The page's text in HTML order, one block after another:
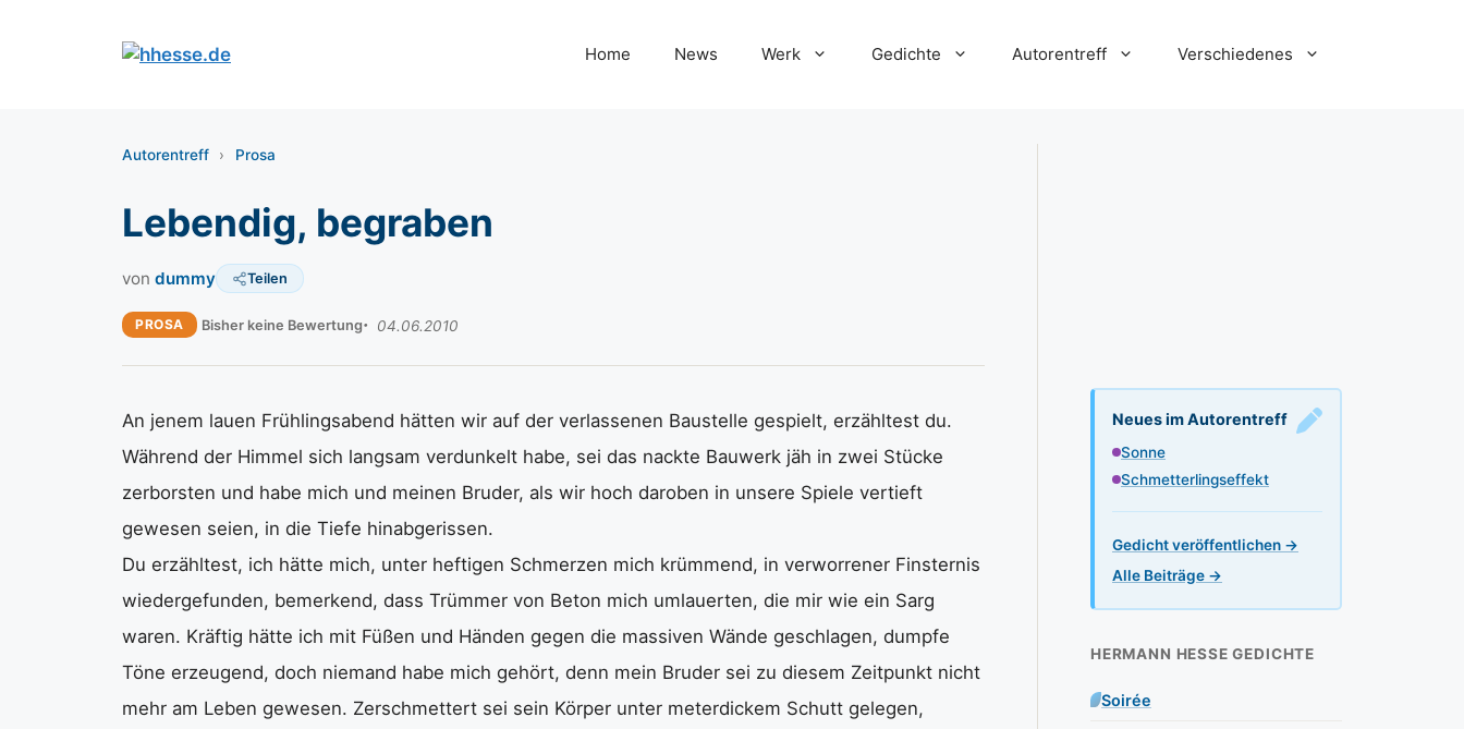
Home News Werk Gedichte Autorentreff Verschiedenes
Autorentreff › Prosa
Lebendig, begraben
von dummy Teilen
PROSA Bisher keine Bewertung 04.06.2010
An jenem lauen Frühlingsabend hätten wir auf der verlassenen Baustelle gespielt, erzähltest du.
Während der Himmel sich langsam verdunkelt habe, sei das nackte Bauwerk jäh in zwei Stücke
zerborsten und habe mich und meinen Bruder, als wir hoch daroben in unsere Spiele vertieft
gewesen seien, in die Tiefe hinabgerissen.
Du erzähltest, ich hätte mich, unter heftigen Schmerzen mich krümmend, in verworrener Finsternis
wiedergefunden, bemerkend, dass Trümmer von Beton mich umlauerten, die mir wie ein Sarg
waren. Kräftig hätte ich mit Füßen und Händen gegen die massiven Wände geschlagen, dumpfe
Töne erzeugend, doch niemand habe mich gehört, denn mein Bruder sei zu diesem Zeitpunkt nicht
mehr am Leben gewesen. Zerschmettert sei sein Körper unter meterdickem Schutt gelegen,
Neues im Autorentreff
Sonne
Schmetterlingseffekt
Gedicht veröffentlichen →
Alle Beiträge →
HERMANN HESSE GEDICHTE
Soirée